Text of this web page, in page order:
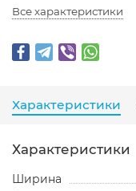
Все характеристики
Характеристики
Характеристики
Ширина